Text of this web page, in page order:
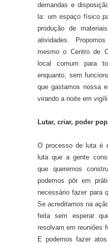
demandas e
la: um espaço físico
produção de
atividades.
mesmo o Centro de
local comum para
enquanto, sem
que gastamos nossa
virando a noite em
Lutar, criar, poder
O processo de luta é
luta que a gente
que queremos
podemos pôr em
necessário fazer para
Se acreditamos na
feita sem esperar
resolvam em reuniões
E podemos fazer